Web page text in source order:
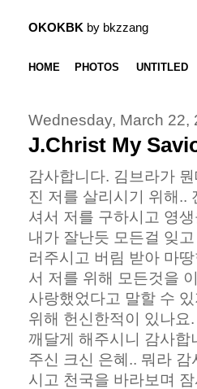
OKOKBK by bkzzang
HOME PHOTOS UNTITLED
Wednesday, March 22,
J.Christ My
감사합니다. 김브라가
진 저를 살리시기 위해..
셔서 저를 구하시고 영
내가 잘난듯 모든걸 잊
러주시고 버림 받아 마
서 저를 위해 모든것을
사랑했었다고 말할 수
위해 헌신한적이 있나
깨달게 해주시니 감사합
주신 크신 은혜.. 뭐라
시고 천국을 바라보며